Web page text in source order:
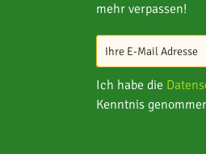
mehr verpassen!
Ich habe die
Kenntnis